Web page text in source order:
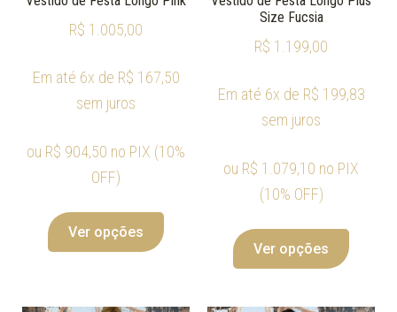
R$ 1.005,00
Em até 6x de R$ 167,50
sem juros
ou R$ 904,50 no PIX (10%
OFF)
Ver opções
Size Fucsia
R$ 1.199,00
Em até 6x de R$ 199,83
sem juros
ou R$ 1.079,10 no PIX
(10% OFF)
Ver opções